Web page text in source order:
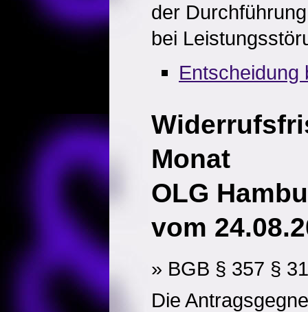
der
bei
Entscheidung
Monat
OLG
vom
» BGB § 357 §
Die